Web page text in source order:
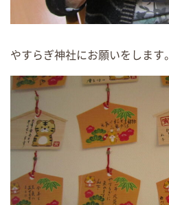
やすらぎ神社にお願いをします。